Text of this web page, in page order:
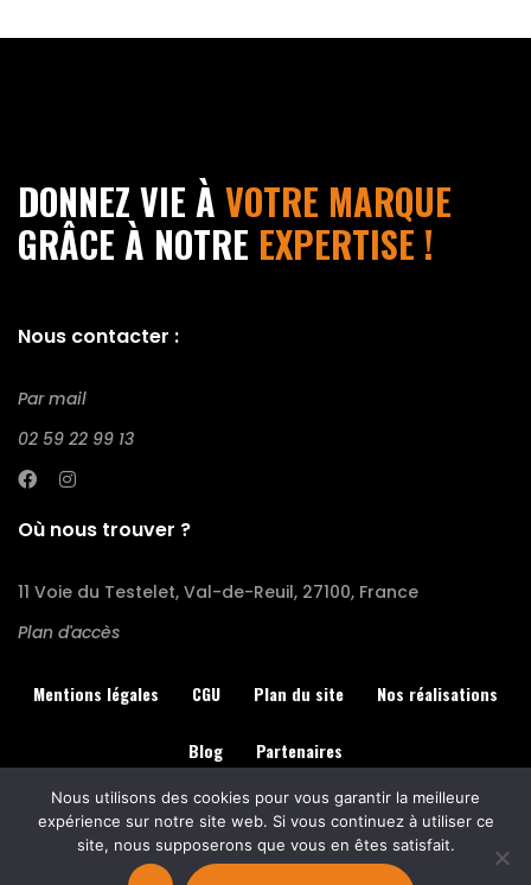
DONNEZ VIE À VOTRE MARQUE
GRÂCE À NOTRE EXPERTISE !
Nous contacter :
Par mail
02 59 22 99 13
Où nous trouver ?
11 Voie du Testelet, Val-de-Reuil, 27100, France
Plan d'accès
Mentions légales CGU Plan du site Nos réalisations
Blog Partenaires
© 2023 NewCom. Tous les droits sont réservés.
Nous utilisons des cookies pour vous garantir la meilleure
expérience sur notre site web. Si vous continuez à utiliser ce
site, nous supposerons que vous en êtes satisfait.